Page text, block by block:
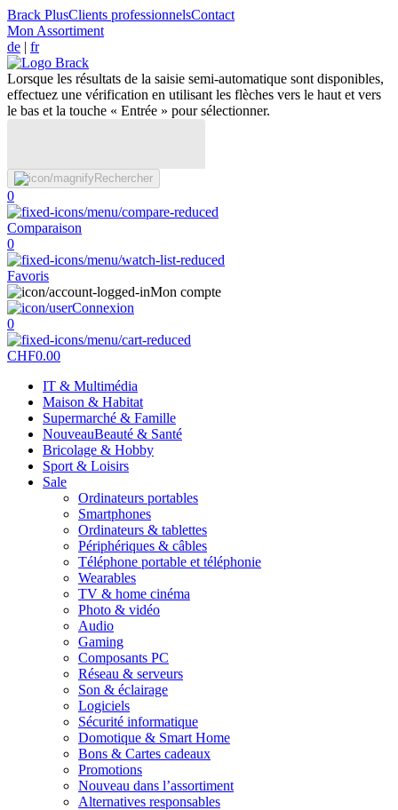
Brack PlusClients professionnelsContact
Mon Assortiment
de | fr
Lorsque les résultats de la saisie semi-automatique sont disponibles,
effectuez une vérification en utilisant les flèches vers le haut et vers
le bas et la touche « Entrée » pour sélectionner.
Rechercher
0
Comparaison
0
Favoris
Mon compte
Connexion
0
CHF0.00
IT & Multimédia
Maison & Habitat
Supermarché & Famille
NouveauBeauté & Santé
Bricolage & Hobby
Sport & Loisirs
Sale
Ordinateurs portables
Smartphones
Ordinateurs & tablettes
Périphériques & câbles
Téléphone portable et téléphonie
Wearables
TV & home cinéma
Photo & vidéo
Audio
Gaming
Composants PC
Réseau & serveurs
Son & éclairage
Logiciels
Sécurité informatique
Domotique & Smart Home
Bons & Cartes cadeaux
Promotions
Nouveau dans l’assortiment
Alternatives responsables